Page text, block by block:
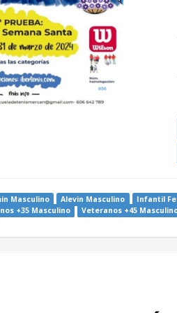
Masculino Alevin Masculino Infantil
+35 Masculino Veteranos +45